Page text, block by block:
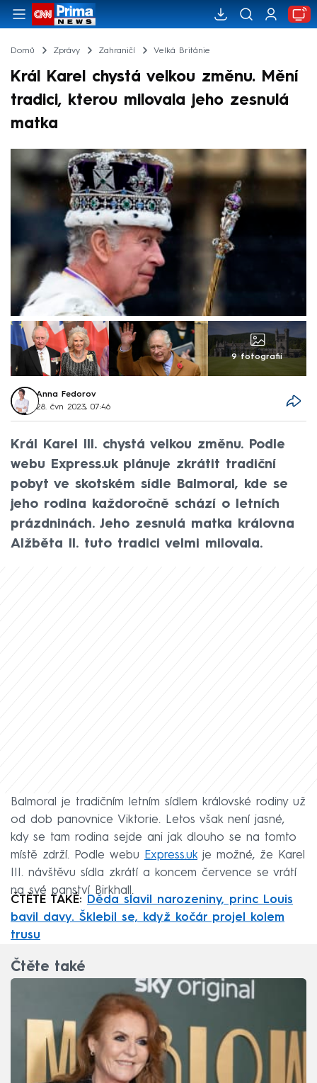
Domů Zprávy Zahraničí Velká Británie
Král Karel chystá velkou změnu. Mění
tradici, kterou milovala jeho zesnulá
matka
9 fotografií
Anna Fedorov
28. čvn 2023, 07:46
Král Karel III. chystá velkou změnu. Podle
webu Express.uk plánuje zkrátit tradiční
pobyt ve skotském sídle Balmoral, kde se
jeho rodina každoročně schází o letních
prázdninách. Jeho zesnulá matka královna
Alžběta II. tuto tradici velmi milovala.
Balmoral je tradičním letním sídlem královské rodiny už
od dob panovnice Viktorie. Letos však není jasné,
kdy se tam rodina sejde ani jak dlouho se na tomto
místě zdrží. Podle webu Express.ukje možné, že Karel
III. návštěvu sídla zkrátí a koncem července se vrátí
na své panství Birkhall.
ČTĚTE TAKÉ: Děda slavil narozeniny, princ Louis
bavil davy. Šklebil se, když kočár projel kolem
trusu
Čtěte také